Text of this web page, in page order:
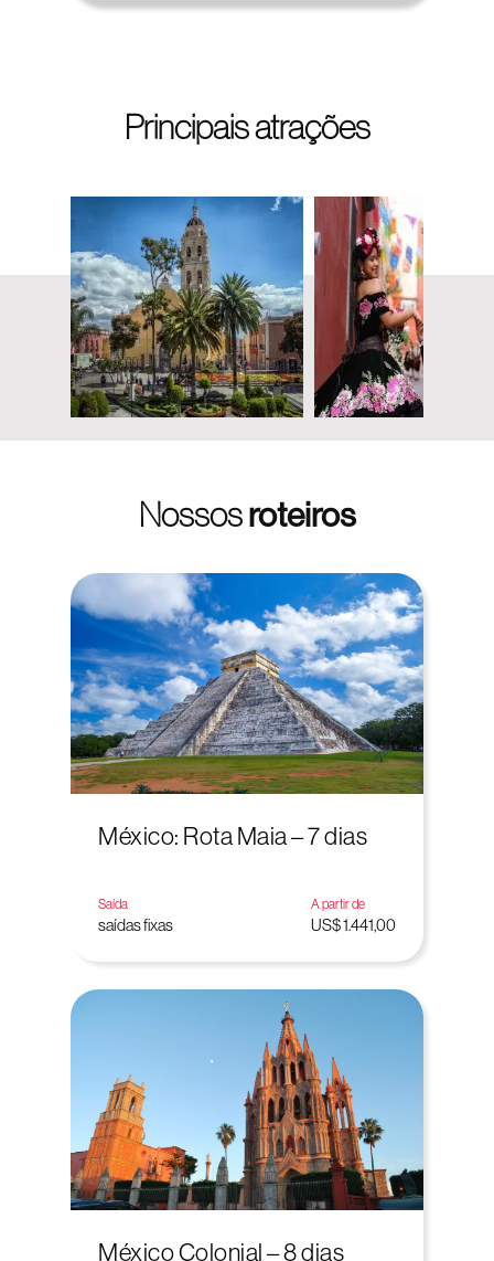
Principais atrações
Nossosroteiros
México: Rota Maia – 7 dias
Saída
saídas fixas
A partir de
US$ 1.441,00
México Colonial – 8 dias